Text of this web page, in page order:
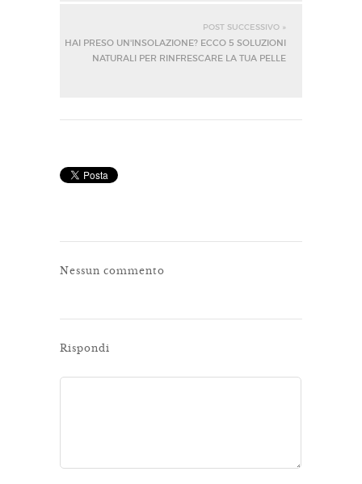
POST SUCCESSIVO »
HAI PRESO UN'INSOLAZIONE? ECCO 5 SOLUZIONI
NATURALI PER RINFRESCARE LA TUA PELLE
Nessun commento
Rispondi